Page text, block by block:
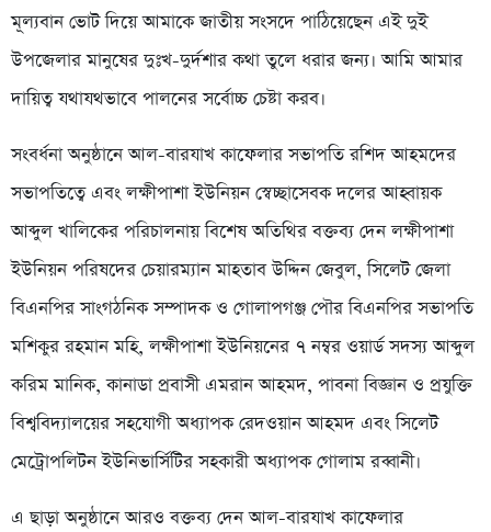
মূল্যবান ভোট দিয়ে আমাকে জাতীয় সংসদে পাঠিয়েছেন এই দুই
উপজেলার মানুষের দুঃখ-দুর্দশার কথা তুলে ধরার জন্য। আমি আমার
দায়িত্ব যথাযথভাবে পালনের সর্বোচ্চ চেষ্টা করব।
সংবর্ধনা অনুষ্ঠানে আল-বারযাখ কাফেলার সভাপতি রশিদ আহমদের
সভাপতিত্বে এবং লক্ষীপাশা ইউনিয়ন স্বেচ্ছাসেবক দলের আহ্বায়ক
আব্দুল খালিকের পরিচালনায় বিশেষ অতিথির বক্তব্য দেন লক্ষীপাশা
ইউনিয়ন পরিষদের চেয়ারম্যান মাহতাব উদ্দিন জেবুল, সিলেট জেলা
বিএনপির সাংগঠনিক সম্পাদক ও গোলাপগঞ্জ পৌর বিএনপির সভাপতি
মশিকুর রহমান মহি, লক্ষীপাশা ইউনিয়নের ৭ নম্বর ওয়ার্ড সদস্য আব্দুল
করিম মানিক, কানাডা প্রবাসী এমরান আহমদ, পাবনা বিজ্ঞান ও প্রযুক্তি
বিশ্ববিদ্যালয়ের সহযোগী অধ্যাপক রেদওয়ান আহমদ এবং সিলেট
মেট্রোপলিটন ইউনিভার্সিটির সহকারী অধ্যাপক গোলাম রব্বানী।
এ ছাড়া অনুষ্ঠানে আরও বক্তব্য দেন আল-বারযাখ কাফেলার